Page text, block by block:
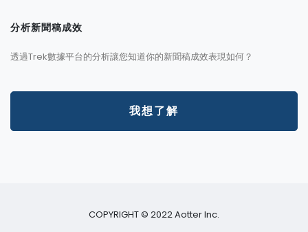
分析新聞稿成效
透過Trek數據平台的分析讓您知道你的新聞稿成效表現如何？
我想了解
COPYRIGHT © 2022 Aotter Inc.